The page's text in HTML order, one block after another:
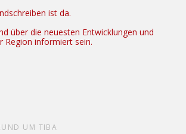
ist da.
über die neuesten Entwicklungen und
Region informiert sein.
UM TIBA